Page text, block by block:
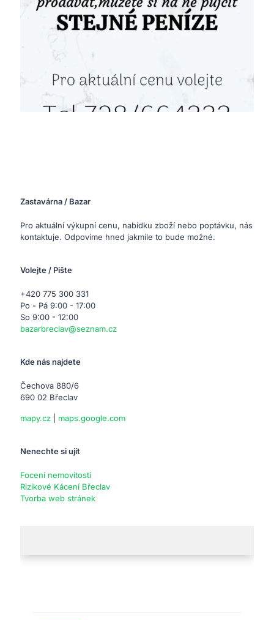
Zastavárna / Bazar
Pro aktuální výkupní cenu, nabídku zboží nebo poptávku, nás
kontaktuje. Odpovíme hned jakmile to bude možné.
Volejte / Pište
+420 775 300 331
Po - Pá 9:00 - 17:00
So 9:00 - 12:00
bazarbreclav@seznam.cz
Kde nás najdete
Čechova 880/6
690 02 Břeclav
mapy.cz maps.google.com
Nenechte si ujít
Focení nemovitostí
Rizikové Kácení Břeclav
Tvorba web stránek